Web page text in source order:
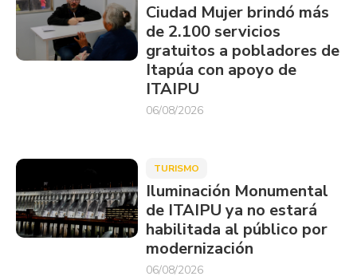
Ciudad Mujer brindó más
de 2.100 servicios
gratuitos a pobladores de
Itapúa con apoyo de
ITAIPU
06/08/2026
TURISMO
Iluminación Monumental
de ITAIPU ya no estará
habilitada al público por
modernización
06/08/2026